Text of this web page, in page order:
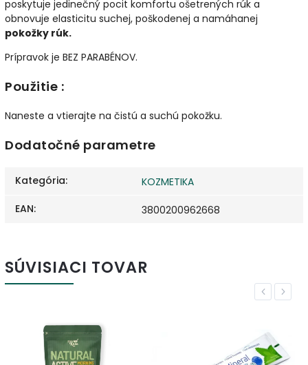
poskytuje jedinečný pocit komfortu ošetrených rúk a
obnovuje elasticitu suchej, poškodenej a namáhanej
pokožky rúk.
Prípravok je BEZ PARABÉNOV.
Použitie :
Naneste a vtierajte na čistú a suchú pokožku.
Dodatočné parametre
Kategória:
KOZMETIKA
EAN: 3800200962668
SÚVISIACI TOVAR
Previous
Next